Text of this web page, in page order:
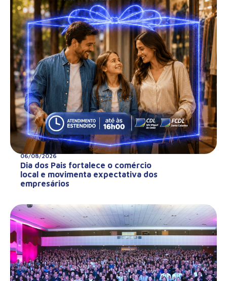
06/08/2026
Dia dos Pais fortalece o comércio
local e movimenta expectativa dos
empresários